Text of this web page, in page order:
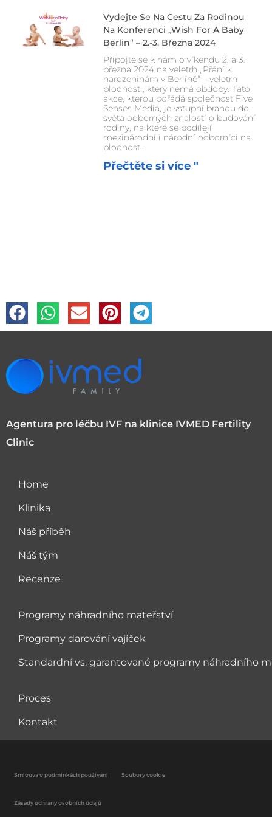
Vydejte Se Na Cestu Za Rodinou
Na Konferenci „Wish For A Baby
Berlin“ – 2.-3. Března 2024
Připojte se k nám o víkendu 2. a 3.
března 2024 na veletrh „Přání k
narozeninám v Berlíně“ – veletrh
plodnosti, který nemá obdoby. Tato
akce, kterou pořádá společnost Five
Senses Media, je vstupní branou do
světa odborných znalostí o budování
rodiny, na které se podílejí
mezinárodní i národní odborníci na
plodnost.
Přečtěte si více "
Agentura pro léčbu IVF na klinice IVMED Fertility
Clinic
Home
Klinika
Náš příběh
Náš tým
Recenze
Programy náhradního mateřství
Programy darování vajíček
Standardní vs. garantované programy náhradního
Proces
Kontakt
Smlouva o podmínkách používání Soubory cookie
Zásady ochrany osobních údajů